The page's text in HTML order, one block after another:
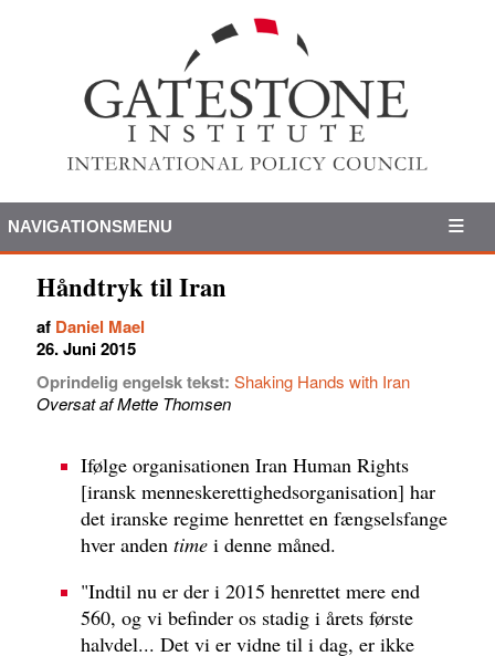
NAVIGATIONSMENU
Håndtryk til Iran
af Daniel Mael
26. Juni 2015
Oprindelig engelsk tekst: Shaking Hands with Iran
Oversat af Mette Thomsen
Ifølge organisationen Iran Human Rights
[iransk menneskerettighedsorganisation] har
det iranske regime henrettet en fængselsfange
hver anden time i denne måned.
"Indtil nu er der i 2015 henrettet mere end
560, og vi befinder os stadig i årets første
halvdel... Det vi er vidne til i dag, er ikke